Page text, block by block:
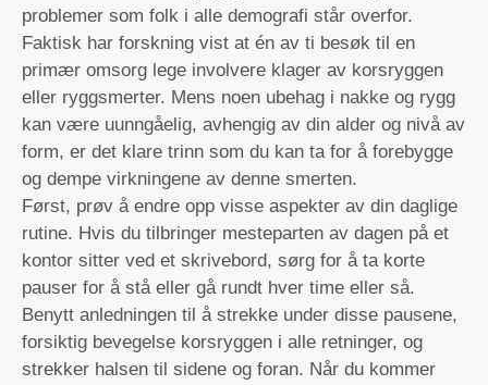
problemer som folk i alle demografi står overfor.
Faktisk har forskning vist at én av ti besøk til en
primær omsorg lege involvere klager av korsryggen
eller ryggsmerter. Mens noen ubehag i nakke og rygg
kan være uunngåelig, avhengig av din alder og nivå av
form, er det klare trinn som du kan ta for å forebygge
og dempe virkningene av denne smerten.
Først, prøv å endre opp visse aspekter av din daglige
rutine. Hvis du tilbringer mesteparten av dagen på et
kontor sitter ved et skrivebord, sørg for å ta korte
pauser for å stå eller gå rundt hver time eller så.
Benytt anledningen til å strekke under disse pausene,
forsiktig bevegelse korsryggen i alle retninger, og
strekker halsen til sidene og foran. Når du kommer